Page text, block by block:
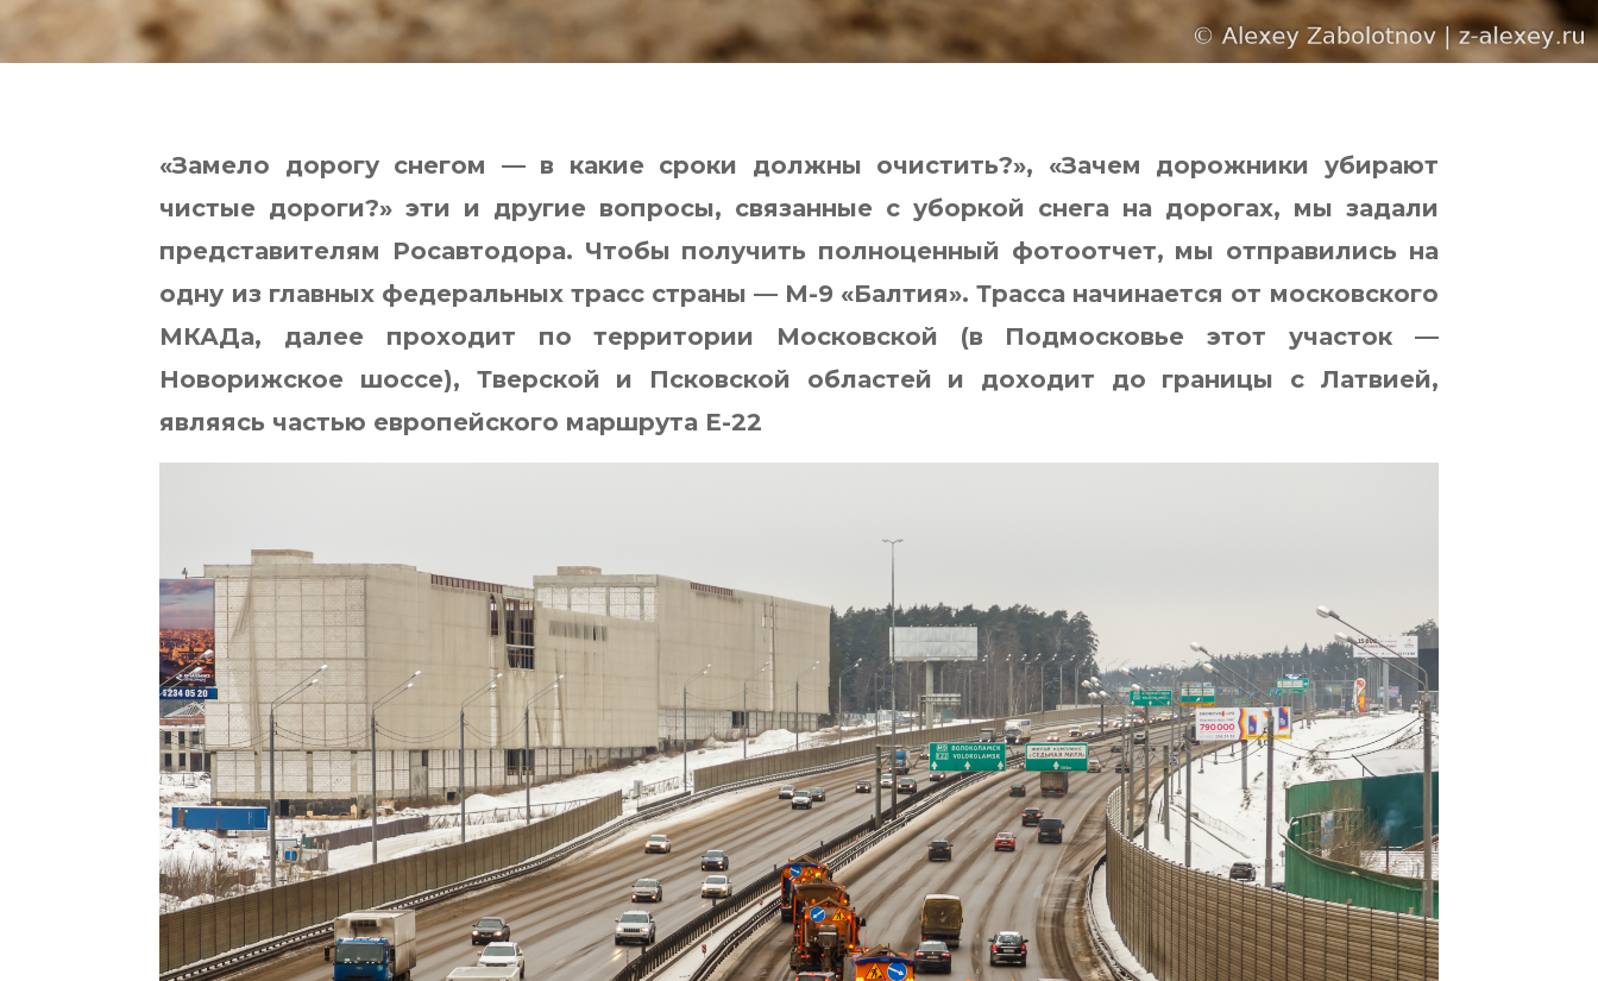
«Замело дорогу снегом — в какие сроки должны очистить?», «Зачем дорожники убирают
чистые дороги?» эти и другие вопросы, связанные с уборкой снега на дорогах, мы задали
представителям Росавтодора. Чтобы получить полноценный фотоотчет, мы отправились на
одну из главных федеральных трасс страны — М-9 «Балтия». Трасса начинается от московского
МКАДа, далее проходит по территории Московской (в Подмосковье этот участок —
Новорижское шоссе), Тверской и Псковской областей и доходит до границы с Латвией,
являясь частью европейского маршрута Е-22